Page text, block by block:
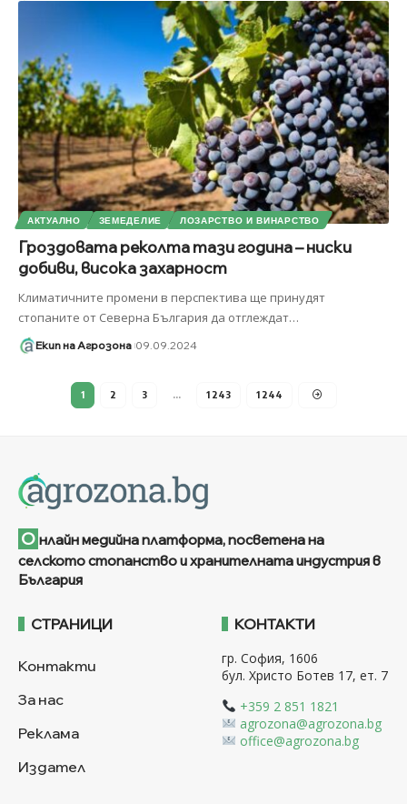
АКТУАЛНО ЗЕМЕДЕЛИЕ ЛОЗАРСТВО И ВИНАРСТВО
Гроздовата реколта тази година – ниски
добиви, висока захарност
Климатичните промени в перспектива ще принудят
стопаните от Северна България да отглеждат…
Екип на Агрозона 09.09.2024
1 2 3 … 1 243 1 244
О нлайн медийна платформа, посветена на
селското стопанство и хранителната индустрия в
България
СТРАНИЦИ
Контакти
За нас
Реклама
Издател
КОНТАКТИ
гр. София, 1606
бул. Христо Ботев 17, ет. 7
+359 2 851 1821
agrozona@agrozona.bg
office@agrozona.bg